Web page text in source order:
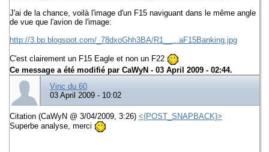
J'ai de la chance, voilà l'image d'un F15 naviguant dans le même angle
de vue que l'avion de l'image:
http://3.bp.blogspot.com/_78dxoGhh3BA/R1__...aF15Banking.jpg
C'est clairement un F15 Eagle et non un F22
Ce message a été modifié par CaWyN - 03 April 2009 - 02:44.
Vinc du 60
03 April 2009 - 10:02
Citation (CaWyN @ 3/04/2009, 3:26) <{POST_SNAPBACK}>
Superbe analyse, merci